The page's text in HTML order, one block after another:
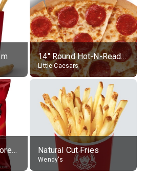
14" Round Hot-N-Ready Pepperoni Pizza
Little Caesars
Nacho Cheese Flavored Tortilla Chips Natural Cut Fries
Wendy's